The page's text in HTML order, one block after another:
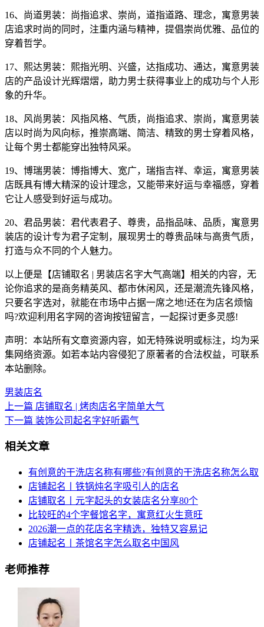
16、尚道男装：尚指追求、崇尚，道指道路、理念，寓意男装
店追求时尚的同时，注重内涵与精神，提倡崇尚优雅、品位的
穿着哲学。
17、熙达男装：熙指光明、兴盛，达指成功、通达，寓意男装
店的产品设计光辉熠熠，助力男士获得事业上的成功与个人形
象的升华。
18、风尚男装：风指风格、气质，尚指追求、崇尚，寓意男装
店以时尚为风向标，推崇高端、简洁、精致的男士穿着风格，
让每个男士都能穿出独特风采。
19、博瑞男装：博指博大、宽广，瑞指吉祥、幸运，寓意男装
店既具有博大精深的设计理念，又能带来好运与幸福感，穿着
它让人感受到好运与成功。
20、君品男装：君代表君子、尊贵，品指品味、品质，寓意男
装店的设计专为君子定制，展现男士的尊贵品味与高贵气质，
打造与众不同的个人魅力。
以上便是【店铺取名 | 男装店名字大气高端】相关的内容，无
论你追求的是商务精英风、都市休闲风，还是潮流先锋风格，
只要名字选对，就能在市场中占据一席之地!还在为店名烦恼
吗?欢迎利用名字网的咨询按钮留言，一起探讨更多灵感!
声明：本站所有文章资源内容，如无特殊说明或标注，均为采
集网络资源。如若本站内容侵犯了原著者的合法权益，可联系
本站删除。
男装店名
上一篇 店铺取名 | 烤肉店名字简单大气
下一篇 装饰公司起名字好听霸气
相关文章
有创意的干洗店名称有哪些?有创意的干洗店名称怎么取
店铺起名丨铁锅炖名字吸引人的店名
店铺取名丨元字起头的女装店名分享80个
比较旺的4个字餐馆名字，寓意红火生意旺
2026潮一点的花店名字精选，独特又容易记
店铺起名丨茶馆名字怎么取名中国风
老师推荐